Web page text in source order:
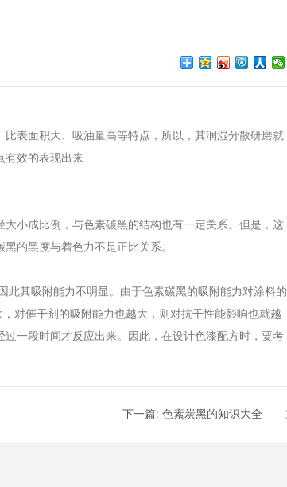
表面积大、吸油量高等特点，所以，其润湿分散研磨就
有效的表现出来
小成比例，与色素碳黑的结构也有一定关系。但是，这
的黑度与着色力不是正比关系。
此其吸附能力不明显。由于色素碳黑的吸附能力对涂料的
对催干剂的吸附能力也越大，则对抗干性能影响也就越
一段时间才反应出来。因此，在设计色漆配方时，要考
下一篇: 色素炭黑的知识大全